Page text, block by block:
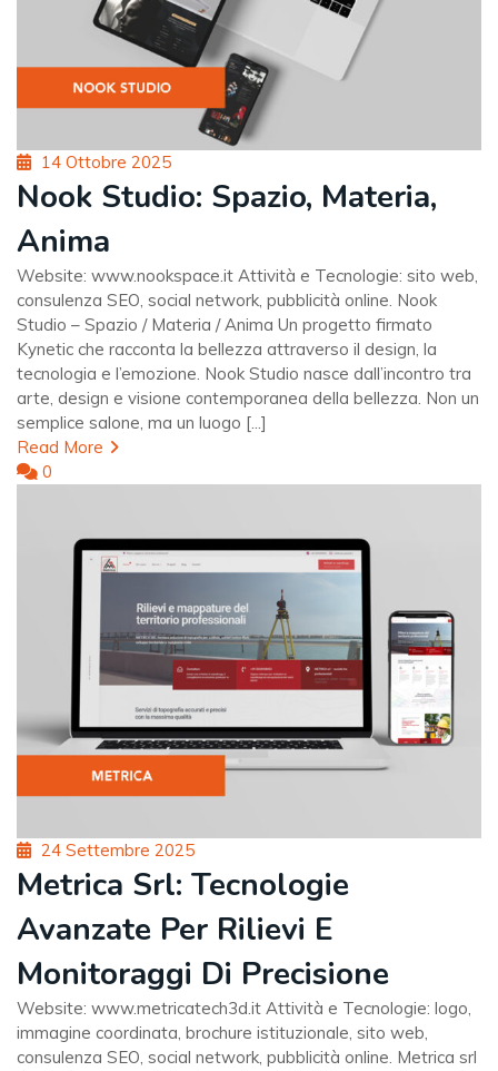
Posted
14 Ottobre 2025
Nook Studio: Spazio, Materia,
Anima
Website: www.nookspace.it Attività e Tecnologie: sito web,
consulenza SEO, social network, pubblicità online. Nook
Studio – Spazio / Materia / Anima Un progetto firmato
Kynetic che racconta la bellezza attraverso il design, la
tecnologia e l’emozione. Nook Studio nasce dall’incontro tra
arte, design e visione contemporanea della bellezza. Non un
semplice salone, ma un luogo [...]
Read More
0
Posted
on
24 Settembre 2025
Metrica Srl: Tecnologie
Avanzate Per Rilievi E
Monitoraggi Di Precisione
Website: www.metricatech3d.it Attività e Tecnologie: logo,
immagine coordinata, brochure istituzionale, sito web,
consulenza SEO, social network, pubblicità online. Metrica srl